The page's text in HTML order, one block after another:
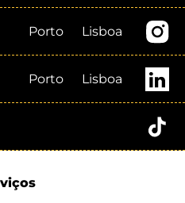
Porto Lisboa
Porto Lisboa